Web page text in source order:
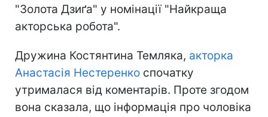
"Золота Дзиґа" у номінації "Найкраща
акторська робота".
Дружина Костянтина Темляка, акторка
Анастасія Нестеренко спочатку
утрималася від коментарів. Проте згодом
вона сказала, що інформація про чоловіка